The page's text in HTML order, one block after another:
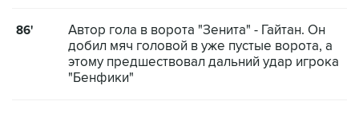
86'
Автор гола в ворота "Зенита" - Гайтан. Он
добил мяч головой в уже пустые ворота, а
этому предшествовал дальний удар игрока
"Бенфики"